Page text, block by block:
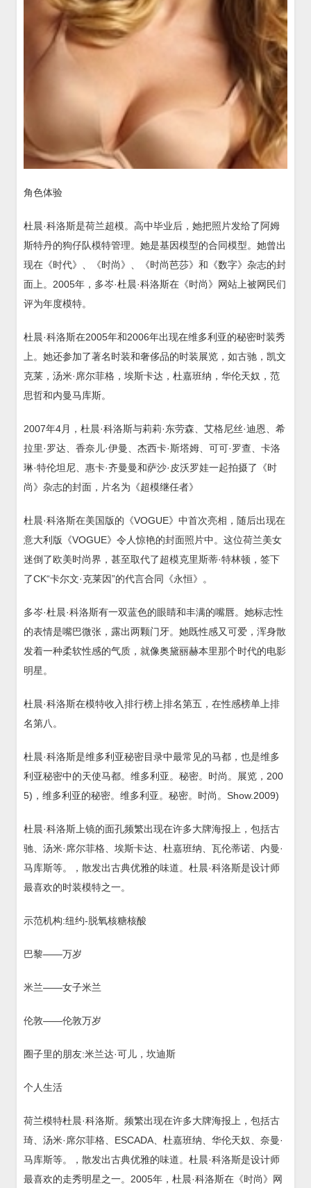
角色体验
杜晨·科洛斯是荷兰超模。高中毕业后，她把照片发给了阿姆
斯特丹的狗仔队模特管理。她是基因模型的合同模型。她曾出
现在《时代》、《时尚》、《时尚芭莎》和《数字》杂志的封
面上。2005年，多岑·杜晨·科洛斯在《时尚》网站上被网民们
评为年度模特。
杜晨·科洛斯在2005年和2006年出现在维多利亚的秘密时装秀
上。她还参加了著名时装和奢侈品的时装展览，如古驰，凯文
克莱，汤米·席尔菲格，埃斯卡达，杜嘉班纳，华伦天奴，范
思哲和内曼马库斯。
2007年4月，杜晨·科洛斯与莉莉·东劳森、艾格尼丝·迪恩、希
拉里·罗达、香奈儿·伊曼、杰西卡·斯塔姆、可可·罗查、卡洛
琳·特伦坦尼、惠卡·齐曼曼和萨沙·皮沃罗娃一起拍摄了《时
尚》杂志的封面，片名为《超模继任者》
杜晨·科洛斯在美国版的《VOGUE》中首次亮相，随后出现在
意大利版《VOGUE》令人惊艳的封面照片中。这位荷兰美女
迷倒了欧美时尚界，甚至取代了超模克里斯蒂·特林顿，签下
了CK“卡尔文·克莱因”的代言合同《永恒》。
多岑·杜晨·科洛斯有一双蓝色的眼睛和丰满的嘴唇。她标志性
的表情是嘴巴微张，露出两颗门牙。她既性感又可爱，浑身散
发着一种柔软性感的气质，就像奥黛丽赫本里那个时代的电影
明星。
杜晨·科洛斯在模特收入排行榜上排名第五，在性感榜单上排
名第八。
杜晨·科洛斯是维多利亚秘密目录中最常见的马都，也是维多
利亚秘密中的天使马都。维多利亚。秘密。时尚。展览，200
5)，维多利亚的秘密。维多利亚。秘密。时尚。Show.2009)
杜晨·科洛斯上镜的面孔频繁出现在许多大牌海报上，包括古
驰、汤米·席尔菲格、埃斯卡达、杜嘉班纳、瓦伦蒂诺、内曼·
马库斯等。，散发出古典优雅的味道。杜晨·科洛斯是设计师
最喜欢的时装模特之一。
示范机构:纽约-脱氧核糖核酸
巴黎——万岁
米兰——女子米兰
伦敦——伦敦万岁
圈子里的朋友:米兰达·可儿，坎迪斯
个人生活
荷兰模特杜晨·科洛斯。频繁出现在许多大牌海报上，包括古
琦、汤米·席尔菲格、ESCADA、杜嘉班纳、华伦天奴、奈曼·
马库斯等。，散发出古典优雅的味道。杜晨·科洛斯是设计师
最喜欢的走秀明星之一。2005年，杜晨·科洛斯在《时尚》网